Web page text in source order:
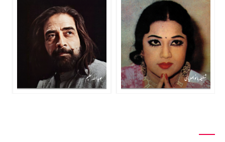
شکیلہ بانو بھوپالی عبید اللہ علیم